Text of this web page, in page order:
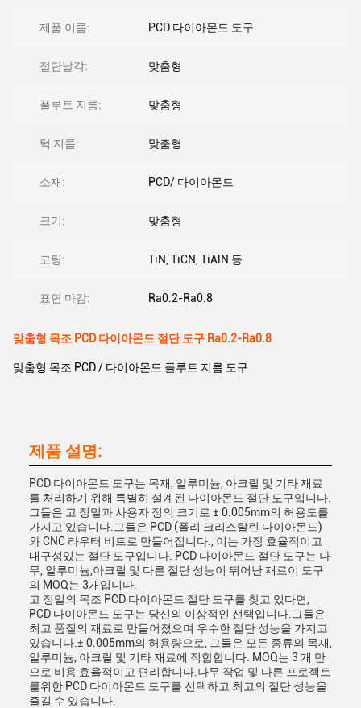
제품 이름: PCD 다이아몬드 도구
절단날각: 맞춤형
플루트 지름: 맞춤형
턱 지름: 맞춤형
소재: PCD/ 다이아몬드
크기: 맞춤형
코팅: TiN, TiCN, TiAlN 등
표면 마감: Ra0.2-Ra0.8
맞춤형 목조 PCD 다이아몬드 절단 도구 Ra0.2-Ra0.8
맞춤형 목조 PCD / 다이아몬드 플루트 지름 도구
제품 설명:
PCD 다이아몬드 도구는 목재, 알루미늄, 아크릴 및 기타 재료
를 처리하기 위해 특별히 설계된 다이아몬드 절단 도구입니다.
그들은 고 정밀과 사용자 정의 크기로 ± 0.005mm의 허용도를
가지고 있습니다.그들은 PCD (폴리 크리스탈린 다이아몬드)
와 CNC 라우터 비트로 만들어집니다., 이는 가장 효율적이고
내구성있는 절단 도구입니다. PCD 다이아몬드 절단 도구는 나
무, 알루미늄,아크릴 및 다른 절단 성능이 뛰어난 재료이 도구
의 MOQ는 3개입니다.
고 정밀의 목조 PCD 다이아몬드 절단 도구를 찾고 있다면,
PCD 다이아몬드 도구는 당신의 이상적인 선택입니다.그들은
최고 품질의 재료로 만들어졌으며 우수한 절단 성능을 가지고
있습니다.± 0.005mm의 허용량으로, 그들은 모든 종류의 목재,
알루미늄, 아크릴 및 기타 재료에 적합합니다. MOQ는 3 개 만
으로 비용 효율적이고 편리합니다.나무 작업 및 다른 프로젝트
를위한 PCD 다이아몬드 도구를 선택하고 최고의 절단 성능을
즐길 수 있습니다.